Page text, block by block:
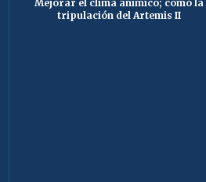
Mejorar el clima anímico; como la
tripulación del Artemis II